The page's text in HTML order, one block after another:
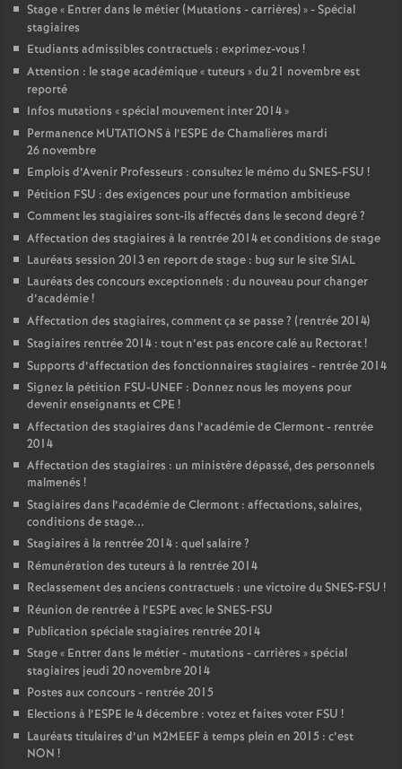
Stage « Entrer dans le métier (Mutations - carrières)» - Spécial
stagiaires
Etudiants admissibles contractuels : exprimez-vous !
Attention : le stage académique «tuteurs » du 21 novembre est
reporté
Infos mutations «spécial mouvement inter 2014»
Permanence MUTATIONS à l’ESPE de Chamalières mardi
26 novembre
Emplois d’Avenir Professeurs : consultez le mémo du SNES-FSU !
Pétition FSU : des exigences pour une formation ambitieuse
Comment les stagiaires sont-ils affectés dans le second degré?
Affectation des stagiaires à la rentrée 2014 et conditions de stage
Lauréats session 2013 en report de stage : bug sur le site SIAL
Lauréats des concours exceptionnels : du nouveau pour changer
d’académie!
Affectation des stagiaires, comment ça se passe? (rentrée 2014)
Stagiaires rentrée 2014 : tout n’est pas encore calé au Rectorat!
Supports d’affectation des fonctionnaires stagiaires - rentrée 2014
Signez la pétition FSU-UNEF : Donnez nous les moyens pour
devenir enseignants et CPE !
Affectation des stagiaires dans l’académie de Clermont - rentrée
2014
Affectation des stagiaires : un ministère dépassé, des personnels
malmenés !
Stagiaires dans l’académie de Clermont : affectations, salaires,
conditions de stage...
Stagiaires à la rentrée 2014 : quel salaire?
Rémunération des tuteurs à la rentrée 2014
Reclassement des anciens contractuels : une victoire du SNES-FSU !
Réunion de rentrée à l’ESPE avec le SNES-FSU
Publication spéciale stagiaires rentrée 2014
Stage « Entrer dans le métier - mutations - carrières » spécial
stagiaires jeudi 20 novembre 2014
Postes aux concours - rentrée 2015
Elections à l’ESPE le 4 décembre : votez et faites voter FSU !
Lauréats titulaires d’un M2MEEF à temps plein en 2015 : c’est
NON !